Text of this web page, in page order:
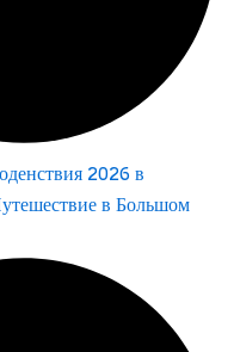
2026 в
в Большом